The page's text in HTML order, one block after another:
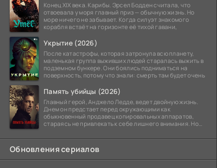
Конец XIX века. Карибы. Эрсел Бодден считала, что
отвоевала у моря главный приз — обычную жизнь. Но
море ничего не забывает. Когда силуэт знакомого
корабля встаёт на горизонте её тихой гавани,
Укрытие (2026)
После катастрофы, которая затронула всю планету,
маленькая группа выживших людей старалась выжить в
подземном бункере. Они боялись подниматься на
поверхность, потому что знали: смерть там будет очень
Память убийцы (2026)
Главный герой, Анджело Ледде, ведет двойную жизнь.
Днем он предстает перед окружающими как
обыкновенный продавец копировальных аппаратов,
стараясь не привлекать к себе лишнего внимания. Но
Обновления сериалов